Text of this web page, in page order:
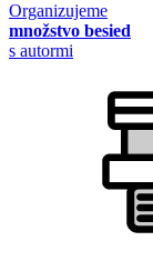
Organizujeme
množstvo besied
s autormi